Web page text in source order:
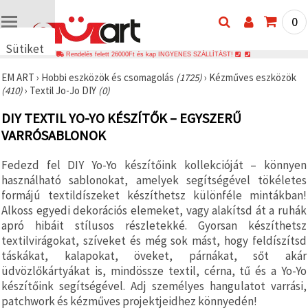
Sütiket
🍪 Cookie-
kat és
technológiákat
használunk
annak
hogy
biztosítsuk
a weboldal
megfelelő
működését,
javítsuk az
Ön
felhasználói
élményét,
és az Ön
hozzájárulásával
elemezzük
a
forgalmat,
0
Rendelés felett 26000Ft és kap INGYENES SZÁLLÍTÁST!
EM ART › Hobbi eszközök és csomagolás (1725)› Kézműves eszközök
(410)› Textil Jo-Jo DIY (0)
DIY TEXTIL YO-YO KÉSZÍTŐK – EGYSZERŰ
VARRÓSABLONOK
Fedezd fel DIY Yo-Yo készítőink kollekcióját – könnyen
használható sablonokat, amelyek segítségével tökéletes
formájú textildíszeket készíthetsz különféle mintákban!
Alkoss egyedi dekorációs elemeket, vagy alakítsd át a ruhák
apró hibáit stílusos részletekké. Gyorsan készíthetsz
textilvirágokat, szíveket és még sok mást, hogy feldíszítsd
táskákat, kalapokat, öveket, párnákat, sőt akár
üdvözlőkártyákat is, mindössze textil, cérna, tű és a Yo-Yo
készítőink segítségével. Adj személyes hangulatot varrási,
patchwork és kézműves projektjeidhez könnyedén!